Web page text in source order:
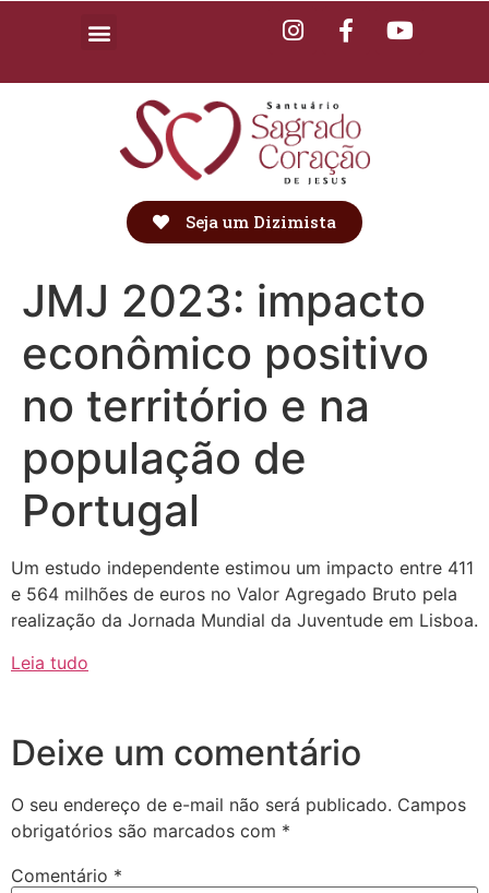
Seja um Dizimista
JMJ 2023: impacto
econômico positivo
no território e na
população de
Portugal
Um estudo independente estimou um impacto entre 411
e 564 milhões de euros no Valor Agregado Bruto pela
realização da Jornada Mundial da Juventude em Lisboa.
Leia tudo
Deixe um comentário
O seu endereço de e-mail não será publicado. Campos
obrigatórios são marcados com *
Comentário *